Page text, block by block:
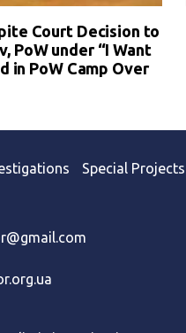
Court Decision to
PoW under “I Want
in PoW Camp Over
Special Projects